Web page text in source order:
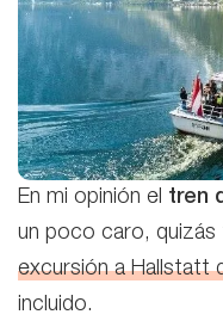
En mi opinión el tren
un poco caro,
excursión a Hallstatt
incluido.